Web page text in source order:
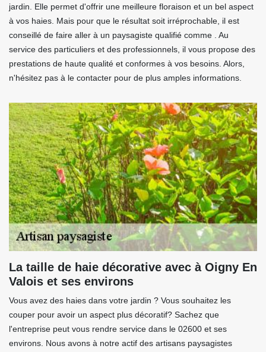
jardin. Elle permet d'offrir une meilleure floraison et un bel aspect
à vos haies. Mais pour que le résultat soit irréprochable, il est
conseillé de faire aller à un paysagiste qualifié comme . Au
service des particuliers et des professionnels, il vous propose des
prestations de haute qualité et conformes à vos besoins. Alors,
n'hésitez pas à le contacter pour de plus amples informations.
La taille de haie décorative avec à Oigny En
Valois et ses environs
Vous avez des haies dans votre jardin ? Vous souhaitez les
couper pour avoir un aspect plus décoratif? Sachez que
l'entreprise peut vous rendre service dans le 02600 et ses
environs. Nous avons à notre actif des artisans paysagistes